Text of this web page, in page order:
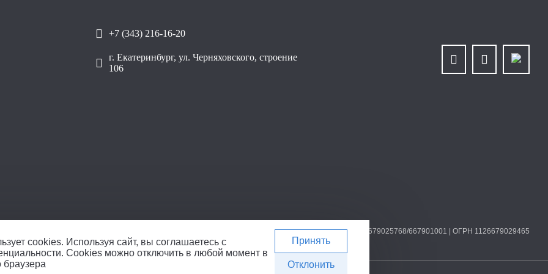
+7 (343) 216-16-20
г. Екатеринбург, ул. Черняховского, строение
106
ООО «Уралплит» | ИНН/КПП 6679025768/667901001 | ОГРН 1126679029465
cookies. Используя сайт, вы соглашаетесь с
. Cookies можно отключить в любой момент в
браузера
Принять
Отклонить